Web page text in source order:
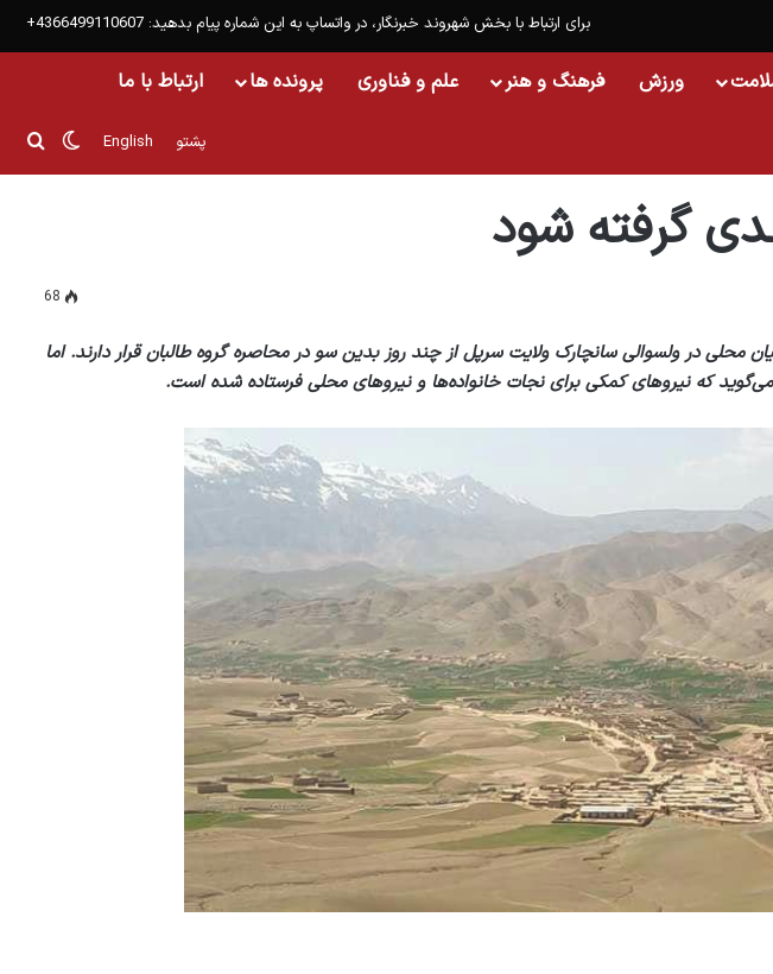
برای ارتباط با بخش شهروند خبرنگار، در واتساپ به این شماره پیام بدهید: 4366499110607+
ورزش فرهنگ و هنر علم و فناوری پرونده ها ارتباط با ما
English پشتو تغییر
گرفته شود
68
محلی در ولسوالی سانچارک ولایت سرپل از چند روز بدین سو در محاصره گروه طالبان قرار دارند. اما